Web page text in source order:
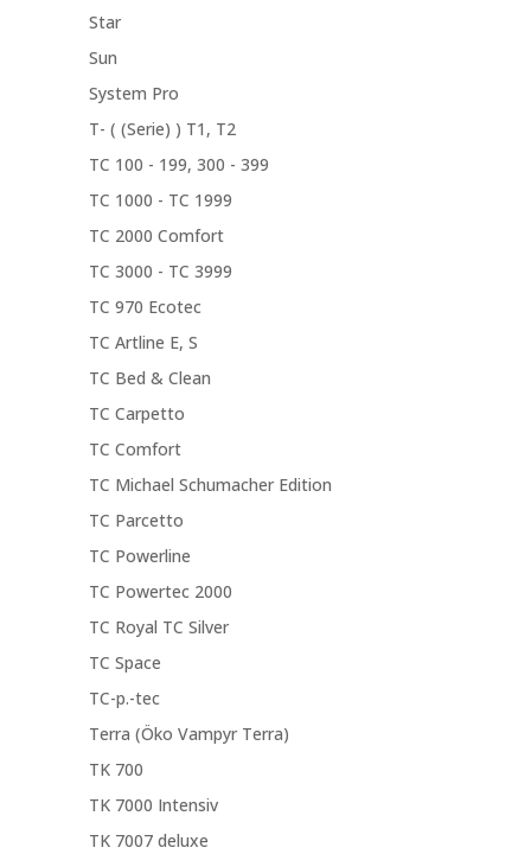
Star
Sun
System Pro
T- ( (Serie) ) T1, T2
TC 100 - 199, 300 - 399
TC 1000 - TC 1999
TC 2000 Comfort
TC 3000 - TC 3999
TC 970 Ecotec
TC Artline E, S
TC Bed & Clean
TC Carpetto
TC Comfort
TC Michael Schumacher Edition
TC Parcetto
TC Powerline
TC Powertec 2000
TC Royal TC Silver
TC Space
TC-p.-tec
Terra (Öko Vampyr Terra)
TK 700
TK 7000 Intensiv
TK 7007 deluxe